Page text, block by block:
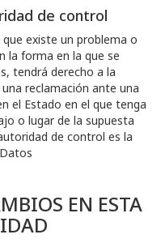
de control
que existe un problema o
la forma en la que se
tendrá derecho a la
reclamación ante una
el Estado en el que tenga
o lugar de la supuesta
de control es la
EN ESTA